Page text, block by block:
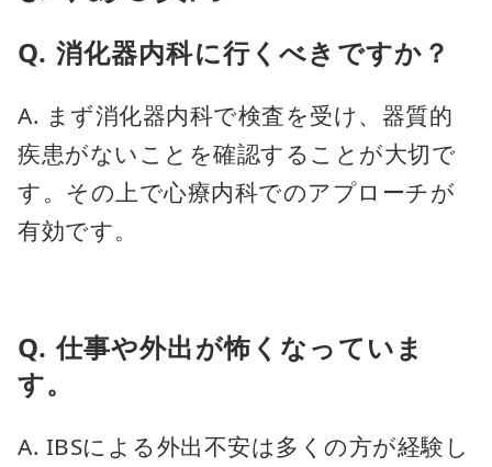
Q. 消化器内科に行くべきですか？
A. まず消化器内科で検査を受け、器質的
疾患がないことを確認することが大切で
す。その上で心療内科でのアプローチが
有効です。
Q. 仕事や外出が怖くなっていま
す。
A. IBSによる外出不安は多くの方が経験し